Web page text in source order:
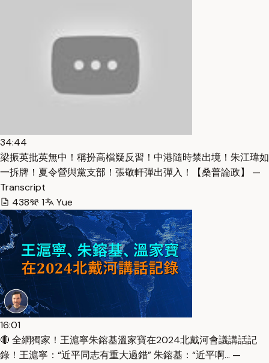
34:44
梁振英批英無中！稱扮高檔疑反習！中港隨時禁出境！朱江瑋如
一拆牌！夏令營與黨支部！張敬軒彈出彈入！【桑普論政】 —
Transcript
438
1 Yue
16:01
🔴 全網獨家！王滬寧朱鎔基溫家寶在2024北戴河會議講話記
錄！王滬寧：“近平同志有重大過錯” 朱鎔基：“近平啊… —